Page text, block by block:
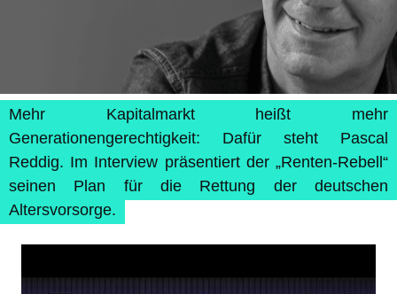
Mehr Kapitalmarkt heißt mehr
Generationengerechtigkeit: Dafür steht Pascal
Reddig. Im Interview präsentiert der „Renten-Rebell“
seinen Plan für die Rettung der deutschen
Altersvorsorge.